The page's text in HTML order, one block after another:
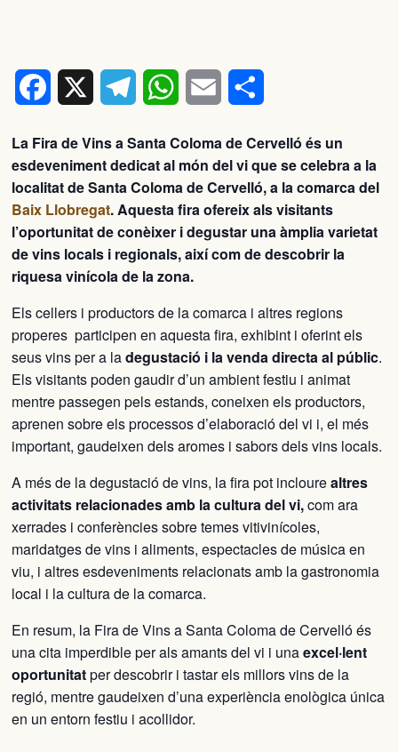
Facebook TelegramWhatsApp
Email
La Fira de Vins a Santa Coloma de Cervelló és un
esdeveniment dedicat al món del vi que se celebra a la
localitat de Santa Coloma de Cervelló, a la comarca del
Baix Llobregat. Aquesta fira ofereix als visitants
l’oportunitat de conèixer i degustar una àmplia varietat
de vins locals i regionals, així com de descobrir la
riquesa vinícola de la zona.
Els cellers i productors de la comarca i altres regions
properes participen en aquesta fira, exhibint i oferint els
seus vins per a ladegustació i la venda directa al públic.
Els visitants poden gaudir d’un ambient festiu i animat
mentre passegen pels estands, coneixen els productors,
aprenen sobre els processos d’elaboració del vi i, el més
important, gaudeixen dels aromes i sabors dels vins locals.
A més de la degustació de vins, la fira pot inclourealtres
activitats relacionades amb la cultura del vi,com ara
xerrades i conferències sobre temes vitivinícoles,
maridatges de vins i aliments, espectacles de música en
viu, i altres esdeveniments relacionats amb la gastronomia
local i la cultura de la comarca.
En resum, la Fira de Vins a Santa Coloma de Cervelló és
una cita imperdible per als amants del vi i unaexcel·lent
oportunitatper descobrir i tastar els millors vins de la
regió, mentre gaudeixen d’una experiència enològica única
en un entorn festiu i acollidor.